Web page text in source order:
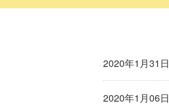
2020年1月31日
2020年1月06日